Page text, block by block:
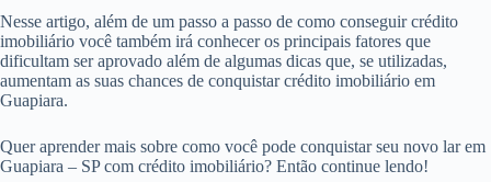
Nesse artigo, além de um passo a passo de como conseguir crédito
imobiliário você também irá conhecer os principais fatores que
dificultam ser aprovado além de algumas dicas que, se utilizadas,
aumentam as suas chances de conquistar crédito imobiliário em
Guapiara.
Quer aprender mais sobre como você pode conquistar seu novo lar em
Guapiara – SP com crédito imobiliário? Então continue lendo!